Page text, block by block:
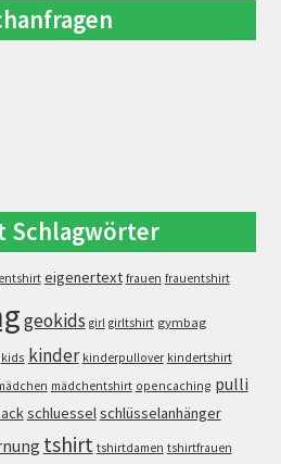
Schlagwörter
eigenertext frauen frauentshirt
geokids girl girltshirt gymbag
kids kinder kinderpullover kindertshirt
mädchentshirt opencaching pulli
schluesselschlüsselanhänger
tshirt tshirtdamen tshirtfrauen